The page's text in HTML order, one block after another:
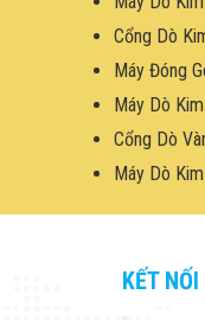
Cổng Dò
Máy Đóng
Máy Dò
Cổng Dò
Máy Dò
KẾT